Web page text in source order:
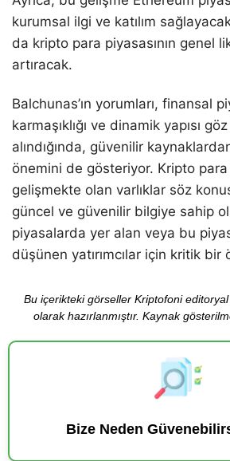
kurumsal ilgi ve katılım
da kripto para piyasasının genel
artıracak.
Balchunas’ın yorumları, finansal
karmaşıklığı ve dinamik yapısı
alındığında, güvenilir
önemini de gösteriyor. Kripto
gelişmekte olan varlıklar söz
güncel ve güvenilir bilgiye sahip
piyasalarda yer alan veya bu
düşünen yatırımcılar için kritik bir
Bu içerikteki görseller Kriptofoni
olarak hazırlanmıştır. Kaynak
Bize Neden